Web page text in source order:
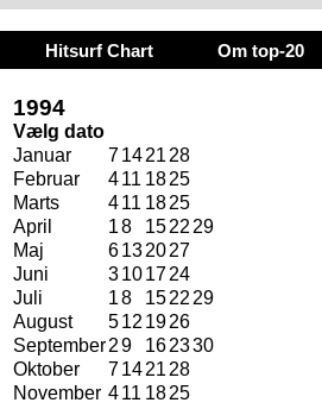
Hitsurf Chart Om top-20
1994
Vælg dato
Januar
71421 28
Februar
411 1825
Marts
411 1825
April
18 1522 29
Maj
6132027
Juni
3101724
Juli
18 1522 29
August
512 1926
September29 162330
Oktober
71421 28
November 411 1825